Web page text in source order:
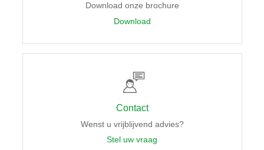
Download onze brochure
Download
Contact
Wenst u vrijblijvend advies?
Stel uw vraag